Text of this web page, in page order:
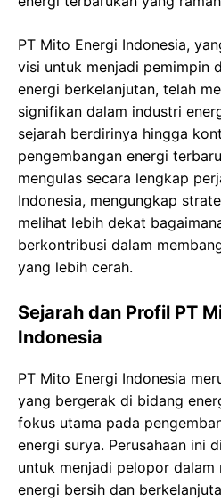
PT Mito Energi Indonesia,
visi untuk menjadi pemimpin
energi berkelanjutan, telah
signifikan dalam industri
sejarah berdirinya hingga
pengembangan energi
mengulas secara lengkap
Indonesia, mengungkap
melihat lebih dekat
berkontribusi dalam
yang lebih cerah.
Sejarah dan Profil PT
Indonesia
PT Mito Energi Indonesia
yang bergerak di bidang
fokus utama pada
energi surya. Perusahaan ini
untuk menjadi pelopor dalam
energi bersih dan